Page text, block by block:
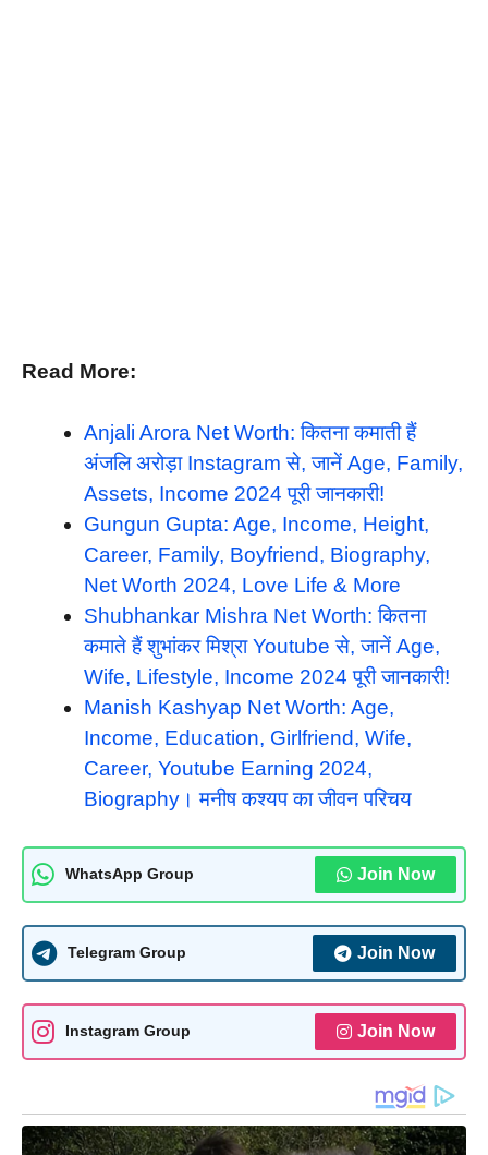
Read More:
Anjali Arora Net Worth: कितना कमाती हैं
अंजलि अरोड़ा Instagram से, जानें Age, Family,
Assets, Income 2024 पूरी जानकारी!
Gungun Gupta: Age, Income, Height,
Career, Family, Boyfriend, Biography,
Net Worth 2024, Love Life & More
Shubhankar Mishra Net Worth: कितना
कमाते हैं शुभांकर मिश्रा Youtube से, जानें Age,
Wife, Lifestyle, Income 2024 पूरी जानकारी!
Manish Kashyap Net Worth: Age,
Income, Education, Girlfriend, Wife,
Career, Youtube Earning 2024,
Biography। मनीष कश्यप का जीवन परिचय
WhatsApp Group Join Now
Telegram Group Join Now
Instagram Group Join Now